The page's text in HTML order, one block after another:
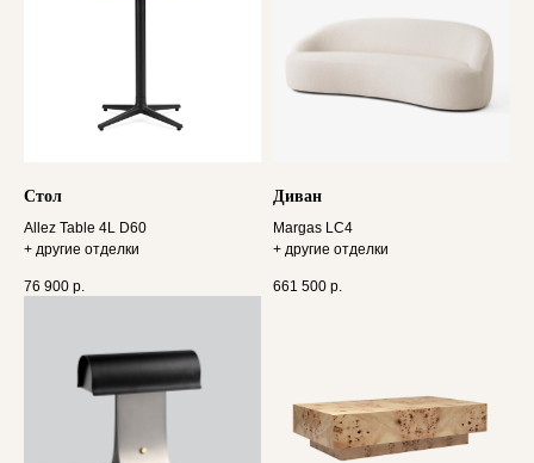
Стол
Allez Table 4L D60
+ другие отделки
76 900 р.
Диван
Margas LC4
+ другие отделки
661 500 р.